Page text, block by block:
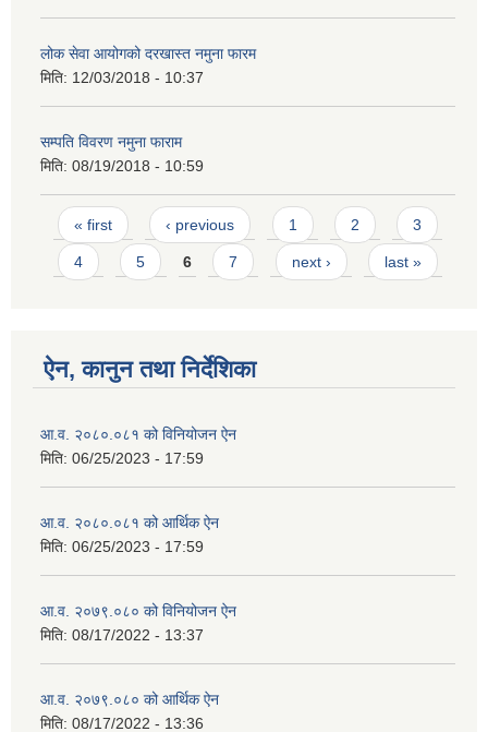
लोक सेवा आयोगको दरखास्त नमुना फारम
मिति: 12/03/2018 - 10:37
सम्पति विवरण नमुना फाराम
मिति: 08/19/2018 - 10:59
Pages
« first ‹ previous 1 2 3
4 5 6 7 next › last »
ऐन, कानुन तथा निर्देशिका
आ.व. २०८०.०८१ को विनियोजन ऐन
मिति: 06/25/2023 - 17:59
आ.व. २०८०.०८१ को आर्थिक ऐन
मिति: 06/25/2023 - 17:59
आ.व. २०७९.०८० को विनियोजन ऐन
मिति: 08/17/2022 - 13:37
आ.व. २०७९.०८० को आर्थिक ऐन
मिति: 08/17/2022 - 13:36